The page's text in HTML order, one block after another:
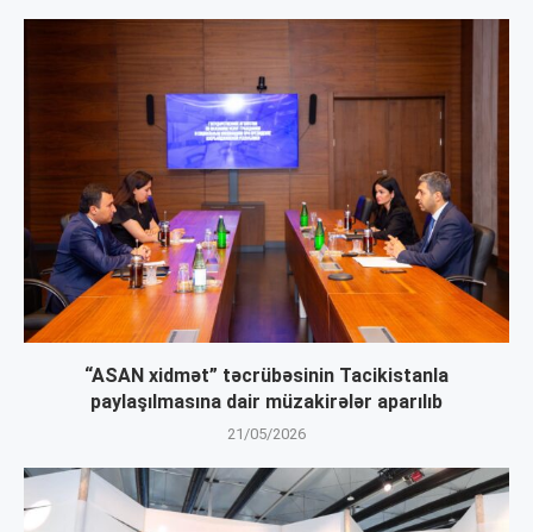
“ASAN xidmət” təcrübəsinin Tacikistanla
paylaşılmasına dair müzakirələr aparılıb
21/05/2026